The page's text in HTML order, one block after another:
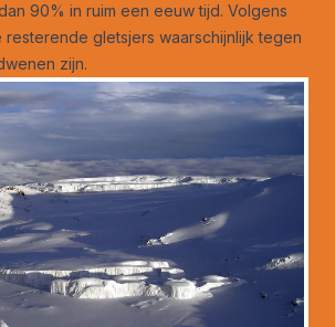
90% in ruim een eeuw tijd. Volgens
resterende gletsjers waarschijnlijk tegen
zijn.